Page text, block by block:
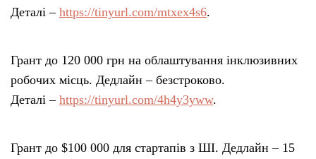
Деталі – https://tinyurl.com/mtxex4s6.
Грант до 120 000 грн на облаштування інклюзивних
робочих місць. Дедлайн – безстроково.
Деталі – https://tinyurl.com/4h4y3yww.
Грант до $100 000 для стартапів з ШІ. Дедлайн – 15